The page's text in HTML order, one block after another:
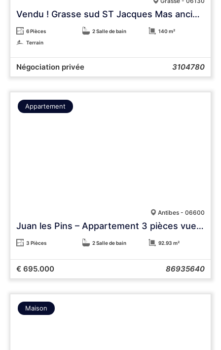
Vendu ! Grasse sud ST Jacques Mas ancien au calme
6 Pièces 2 Salle de bain
140 m²
Terrain
Négociation privée 3104780
Appartement
Antibes - 06600
Juan les Pins – Appartement 3 pièces vue mer, 93 m², 5e étage, résidence de standing, garage
3 Pièces 2 Salle de bain 92.93 m²
€ 695.000 86935640
Maison